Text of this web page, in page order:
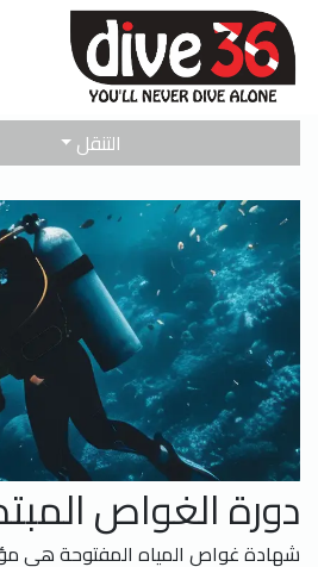
التنقل
دورة الغواص
شهادة غواص المياه المفتوحة